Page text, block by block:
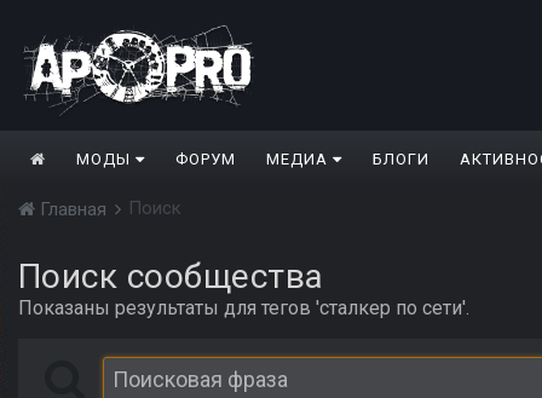
МОДЫ ФОРУМ МЕДИА БЛОГИ
Главная Поиск
Поиск сообщества
Показаны результаты для тегов 'сталкер по сети'.